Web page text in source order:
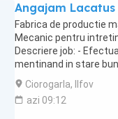
Bune abilitati de
specialitate (electric); -
masa; - Bonusuri de
vechimea in
vechimea in munca; -
pe ruta: Zimnicea,
Ghimpati, Cornetu.
Angajam Lacatus
Fabrica de productie
Mecanic pentru
Descriere job: -
mentinand in stare
dotarea societatii; -
asupra utilajelor si
activitatilor de
Ciorogarla, Ilfov
azi 09:12